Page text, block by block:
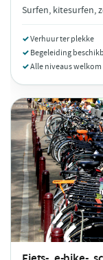
Surfen, kitesurfen,
Verhuur ter plekke
Begeleiding
Alle niveaus welkom